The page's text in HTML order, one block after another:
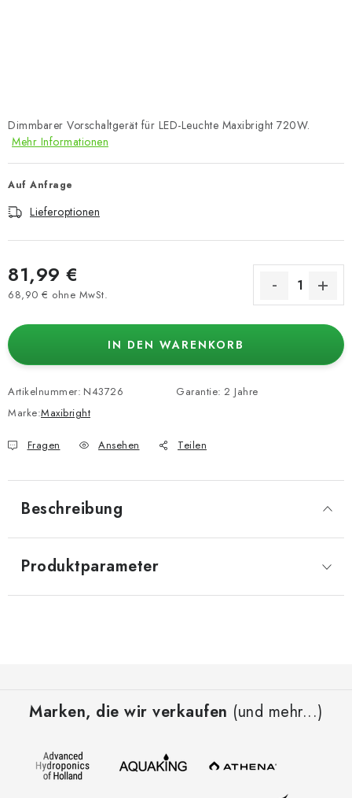
Dimmbarer Vorschaltgerät für LED-Leuchte Maxibright 720W.
Mehr Informationen
Auf Anfrage
Lieferoptionen
81,99 €
68,90 € ohne MwSt.
IN DEN WARENKORB
Artikelnummer: N43726
Marke:Maxibright
Garantie: 2 Jahre
Fragen Ansehen Teilen
Beschreibung
Produktparameter
Marken, die wir verkaufen (und mehr...)